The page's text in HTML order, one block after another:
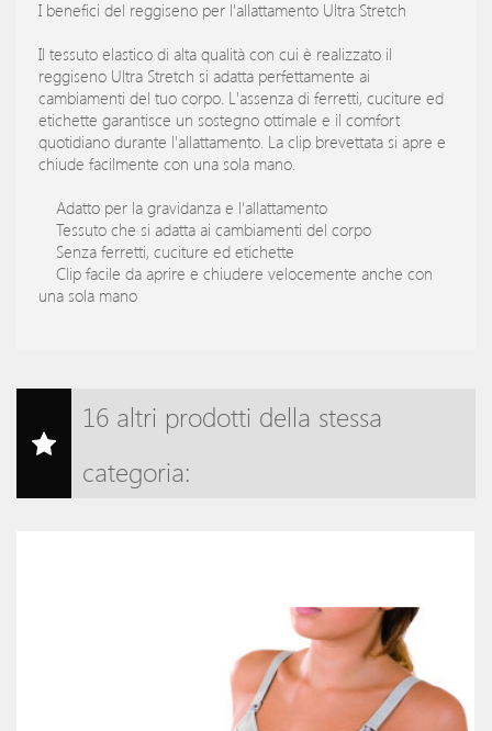
I benefici del reggiseno per l'allattamento Ultra Stretch
Il tessuto elastico di alta qualità con cui è realizzato il
reggiseno Ultra Stretch si adatta perfettamente ai
cambiamenti del tuo corpo. L'assenza di ferretti, cuciture ed
etichette garantisce un sostegno ottimale e il comfort
quotidiano durante l'allattamento. La clip brevettata si apre e
chiude facilmente con una sola mano.
Adatto per la gravidanza e l'allattamento
Tessuto che si adatta ai cambiamenti del corpo
Senza ferretti, cuciture ed etichette
Clip facile da aprire e chiudere velocemente anche con
una sola mano
16 altri prodotti della stessa
categoria: